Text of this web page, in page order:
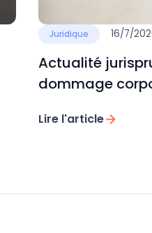
Juridique 16/7/
Actualité
dommage
Lire l'article